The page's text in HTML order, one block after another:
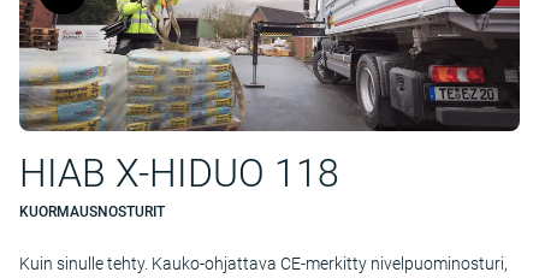
HIAB X-HIDUO 118
KUORMAUSNOSTURIT
Kuin sinulle tehty. Kauko-ohjattava CE-merkitty nivelpuominosturi,